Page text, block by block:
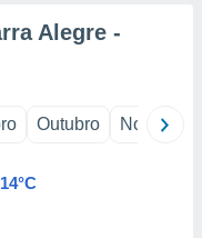
Alegre -
Outubro Novembro
14°C